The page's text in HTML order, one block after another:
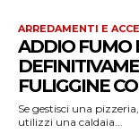
ARREDAMENTI E
ADDIO FUMO
FULIGGINE
Se gestisci una
utilizzi una caldaia...